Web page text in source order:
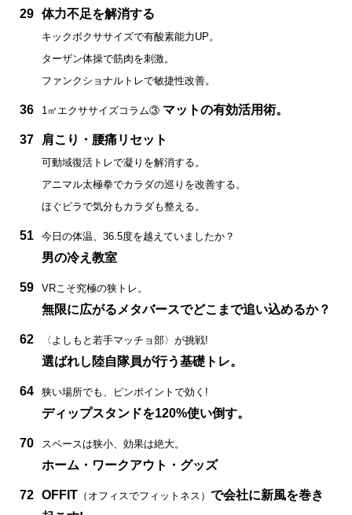
29 体力不足を解消する
キックボクササイズで有酸素能力UP。
ターザン体操で筋肉を刺激。
ファンクショナルトレで敏捷性改善。
36 1㎡エクササイズコラム③ マットの有効活用術。
37 肩こり・腰痛リセット
可動域復活トレで凝りを解消する。
アニマル太極拳でカラダの巡りを改善する。
ほぐピラで気分もカラダも整える。
51 今日の体温、36.5度を越えていましたか？
男の冷え教室
59 VRこそ究極の狭トレ。
無限に広がるメタバースでどこまで追い込めるか？
62 〈よしもと若手マッチョ部〉が挑戦!
選ばれし陸自隊員が行う基礎トレ。
64 狭い場所でも、ピンポイントで効く!
ディップスタンドを120%使い倒す。
70 スペースは狭小、効果は絶大。
ホーム・ワークアウト・グッズ
72 OFFIT （オフィスでフィットネス） で会社に新風を巻き